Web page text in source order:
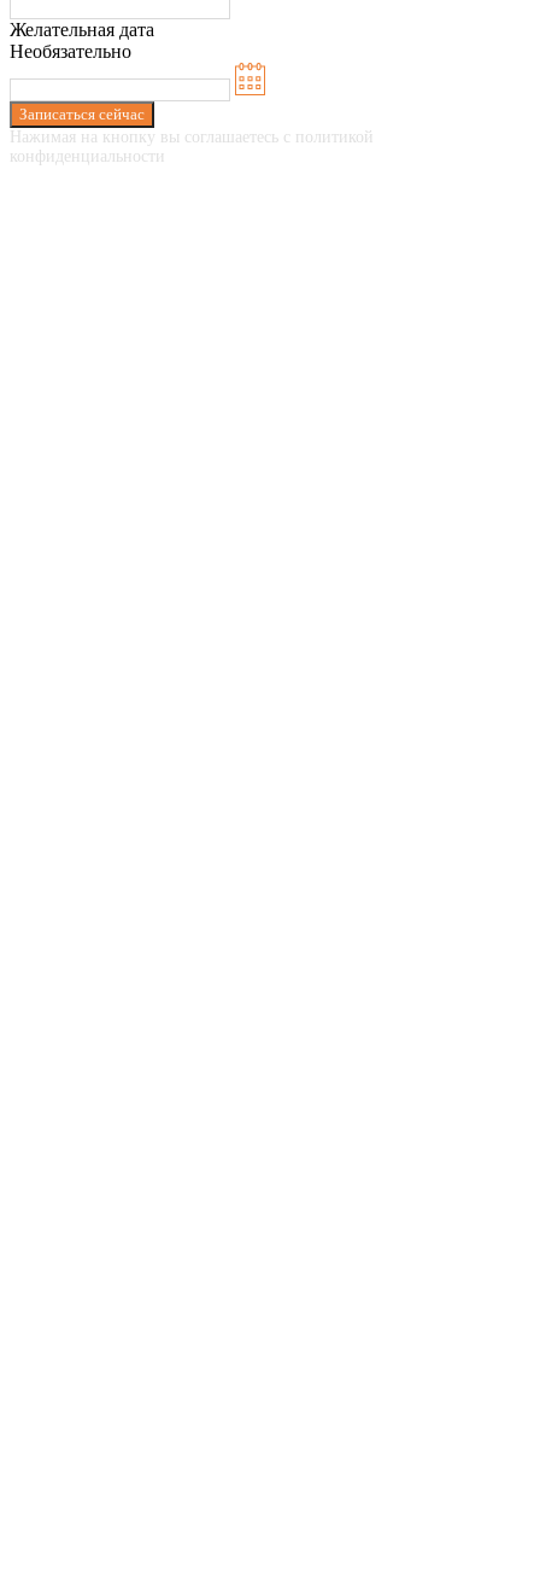
Желательная дата
Необязательно
Записаться сейчас
Нажимая на кнопку вы соглашаетесь с политикой
конфиденциальности